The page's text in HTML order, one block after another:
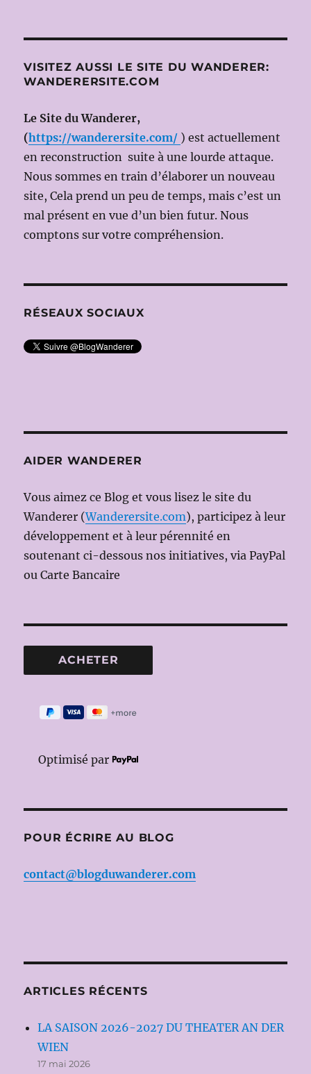
2013
en
scène
Denis
VISITEZ AUSSI LE SITE DU WANDERER:
WANDERERSITE.COM
Le Site du Wanderer,
(https://wanderersite.com/ ) est actuellement
en reconstruction suite à une lourde attaque.
Nous sommes en train d’élaborer un nouveau
site, Cela prend un peu de temps, mais c’est un
mal présent en vue d’un bien futur. Nous
comptons sur votre compréhension.
RÉSEAUX SOCIAUX
AIDER WANDERER
Vous aimez ce Blog et vous lisez le site du
Wanderer (Wanderersite.com), participez à leur
développement et à leur pérennité en
soutenant ci-dessous nos initiatives, via PayPal
ou Carte Bancaire
Optimisé par
POUR ÉCRIRE AU BLOG
contact@blogduwanderer.com
ARTICLES RÉCENTS
LA SAISON 2026-2027 DU THEATER AN DER
WIEN
17 mai 2026